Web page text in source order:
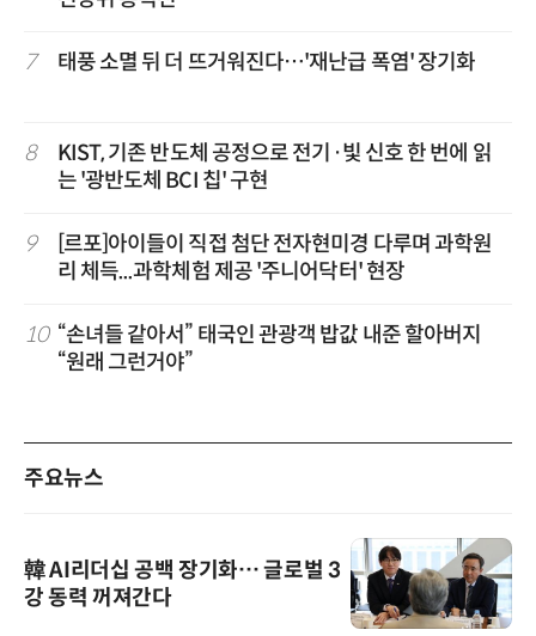
7 태풍 소멸 뒤 더 뜨거워진다…'재난급 폭염' 장기화
8
KIST, 기존 반도체 공정으로 전기·빛 신호 한 번에 읽
는 '광반도체 BCI 칩' 구현
9
[르포]아이들이 직접 첨단 전자현미경 다루며 과학원
리 체득...과학체험 제공 '주니어닥터' 현장
10 “손녀들 같아서” 태국인 관광객 밥값 내준 할아버지
“원래 그런거야”
주요뉴스
韓 AI리더십 공백 장기화… 글로벌 3
강 동력 꺼져간다